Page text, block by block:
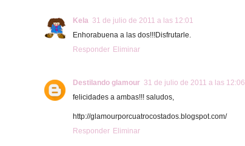
Kela 31 de julio de 2011 a las 12:01
Enhorabuena a las dos!!!Disfrutarle.
Responder Eliminar
Destilando glamour 31 de julio de 2011 a las 12:06
felicidades a ambas!!! saludos,
http://glamourporcuatrocostado​s.blogspot.com/
Responder Eliminar